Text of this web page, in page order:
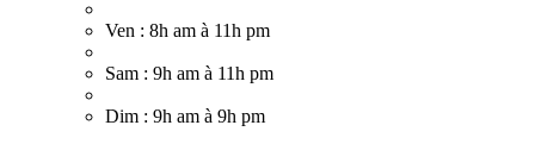
Ven : 8h am à 11h pm
Sam : 9h am à 11h pm
Dim : 9h am à 9h pm